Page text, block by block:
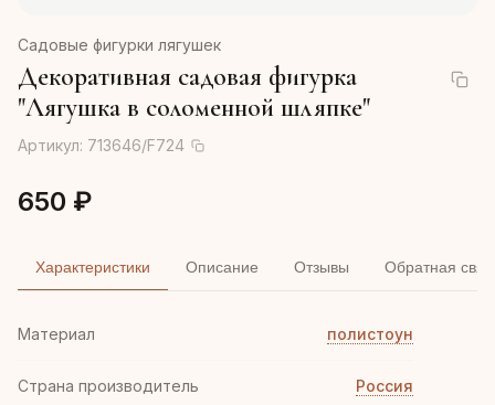
Садовые фигурки лягушек
Декоративная садовая фигурка
"Лягушка в соломенной шляпке"
Артикул: 713646/F724
650 ₽
Характеристики Описание Отзывы Обратная
Материал полистоун
Страна производитель Россия